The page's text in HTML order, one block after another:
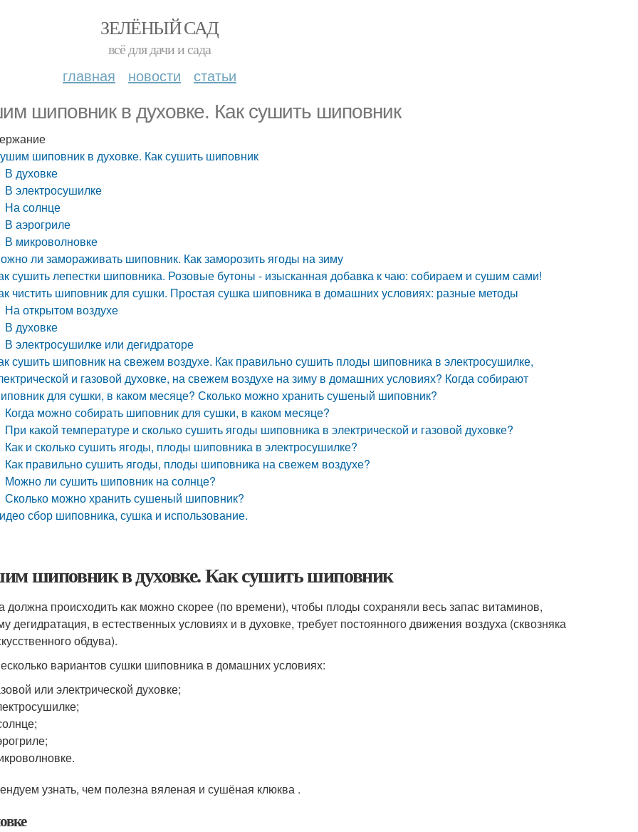
ЗЕЛЁНЫЙ САД
всё для дачи и сада
главная новости статьи
шиповник в духовке. Как сушить шиповник
шиповник в духовке. Как сушить шиповник
В духовке
В электросушилке
На солнце
В аэрогриле
В микроволновке
ли замораживать шиповник. Как заморозить ягоды на зиму
сушить лепестки шиповника. Розовые бутоны - изысканная добавка к чаю: собираем и сушим сами!
чистить шиповник для сушки. Простая сушка шиповника в домашних условиях: разные методы
На открытом воздухе
В духовке
В электросушилке или дегидраторе
сушить шиповник на свежем воздухе. Как правильно сушить плоды шиповника в электросушилке,
и газовой духовке, на свежем воздухе на зиму в домашних условиях? Когда собирают
для сушки, в каком месяце? Сколько можно хранить сушеный шиповник?
Когда можно собирать шиповник для сушки, в каком месяце?
При какой температуре и сколько сушить ягоды шиповника в электрической и газовой духовке?
Как и сколько сушить ягоды, плоды шиповника в электросушилке?
Как правильно сушить ягоды, плоды шиповника на свежем воздухе?
Можно ли сушить шиповник на солнце?
Сколько можно хранить сушеный шиповник?
сбор шиповника, сушка и использование.
шиповник в духовке. Как сушить шиповник
должна происходить как можно скорее (по времени), чтобы плоды сохраняли весь запас витаминов,
дегидратация, в естественных условиях и в духовке, требует постоянного движения воздуха (сквозняка
обдува).
вариантов сушки шиповника в домашних условиях:
или электрической духовке;
узнать, чем полезна вяленая и сушёная клюква .